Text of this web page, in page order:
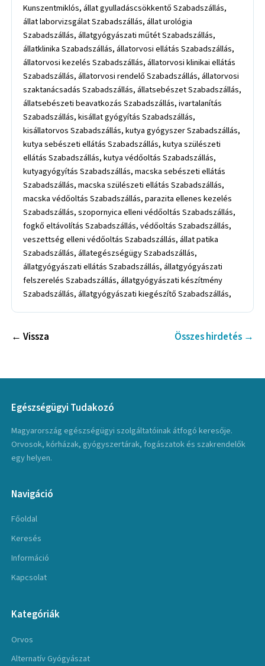
Kunszentmiklós, állat gyulladáscsökkentő Szabadszállás,
állat laborvizsgálat Szabadszállás, állat urológia
Szabadszállás, állatgyógyászati műtét Szabadszállás,
állatklinika Szabadszállás, állatorvosi ellátás Szabadszállás,
állatorvosi kezelés Szabadszállás, állatorvosi klinikai ellátás
Szabadszállás, állatorvosi rendelő Szabadszállás, állatorvosi
szaktanácsadás Szabadszállás, állatsebészet Szabadszállás,
állatsebészeti beavatkozás Szabadszállás, ivartalanítás
Szabadszállás, kisállat gyógyítás Szabadszállás,
kisállatorvos Szabadszállás, kutya gyógyszer Szabadszállás,
kutya sebészeti ellátás Szabadszállás, kutya szülészeti
ellátás Szabadszállás, kutya védőoltás Szabadszállás,
kutyagyógyítás Szabadszállás, macska sebészeti ellátás
Szabadszállás, macska szülészeti ellátás Szabadszállás,
macska védőoltás Szabadszállás, parazita ellenes kezelés
Szabadszállás, szopornyica elleni védőoltás Szabadszállás,
fogkő eltávolítás Szabadszállás, védőoltás Szabadszállás,
veszettség elleni védőoltás Szabadszállás, állat patika
Szabadszállás, állategészségügy Szabadszállás,
állatgyógyászati ellátás Szabadszállás, állatgyógyászati
felszerelés Szabadszállás, állatgyógyászati készítmény
Szabadszállás, állatgyógyászati kiegészítő Szabadszállás,
← Vissza Összes hirdetés →
Egészségügyi Tudakozó
Magyarország egészségügyi szolgáltatóinak átfogó keresője.
Orvosok, kórházak, gyógyszertárak, fogászatok és szakrendelők
egy helyen.
Navigáció
Főoldal
Keresés
Információ
Kapcsolat
Kategóriák
Orvos
Alternatív Gyógyászat